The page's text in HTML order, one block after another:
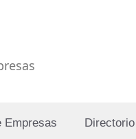
Empresas